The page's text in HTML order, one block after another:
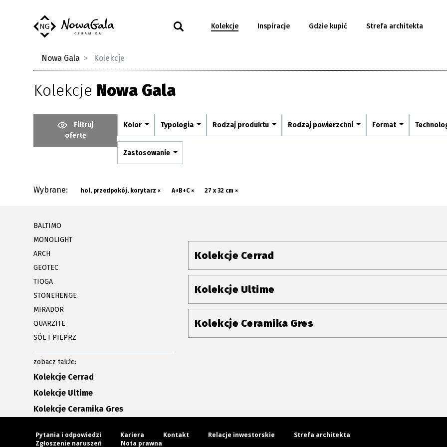
Kolekcje Inspiracje Gdzie kupić Strefa architekta
Nowa Gala Kolekcje
Kolekcje Nowa Gala
Filtruj
ofertę
Kolor Typologia Rodzaj produktu Rodzaj powierzchni Format
Zastosowanie
Wybrane: hol, przedpokój, korytarz × A+B+C × 27 x 32 cm ×
BALTIMO
MONOLIGHT
ARCH
GEOTEC
TIOGA
STONEHENGE
MIRADOR
QUARZITE
SÓL I PIEPRZ
zobacz także:
Kolekcje Cerrad
Kolekcje Ultime
Kolekcje Ceramika Gres
Kolekcje Cerrad
Kolekcje Ultime
Kolekcje Ceramika Gres
Pytania i odpowiedzi Kariera Kontakt Relacje inwestorskie
Strefa architekta
Zgłoszenie naruszeń
Nota prawna